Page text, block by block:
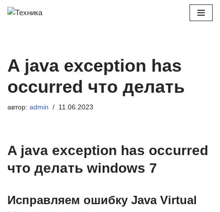
A java exception has
occurred что делать
автор: admin 11.06.2023
A java exception has occurred
что делать windows 7
Исправляем ошибку Java Virtual